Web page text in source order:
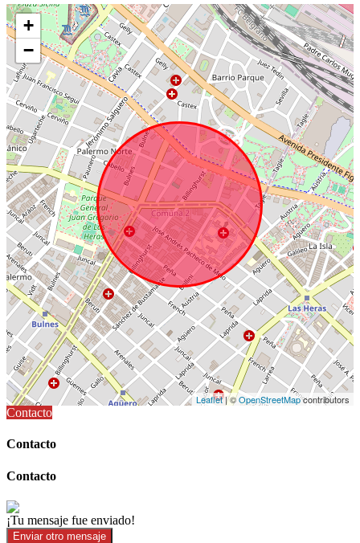
+
−
Leaflet| ©OpenStreetMapcontributors
Contacto
Contacto
Contacto
¡Tu mensaje fue enviado!
Enviar otro mensaje